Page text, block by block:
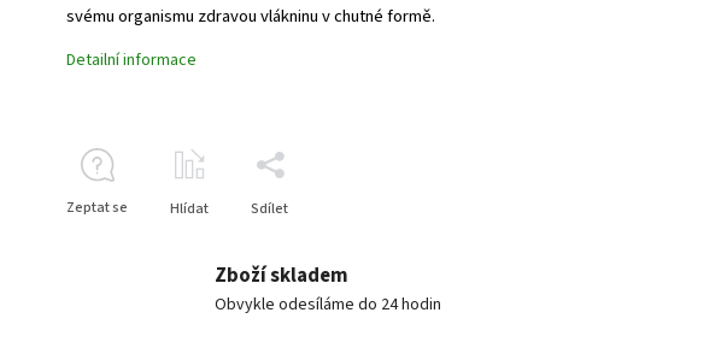
svému organismu zdravou vlákninu v chutné formě.
Detailní informace
Zeptat se Hlídat Sdílet
Zboží skladem
Obvykle odesíláme do 24 hodin